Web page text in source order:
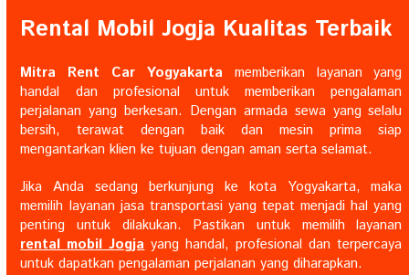
Rental Mobil Jogja Kualitas Terbaik
Mitra Rent Car Yogyakarta memberikan layanan yang
handal dan profesional untuk memberikan pengalaman
perjalanan yang berkesan. Dengan armada sewa yang selalu
bersih, terawat dengan baik dan mesin prima siap
mengantarkan klien ke tujuan dengan aman serta selamat.
Jika Anda sedang berkunjung ke kota Yogyakarta, maka
memilih layanan jasa transportasi yang tepat menjadi hal yang
penting untuk dilakukan. Pastikan untuk memilih layanan
rental mobil Jogjayang handal, profesional dan terpercaya
untuk dapatkan pengalaman perjalanan yang diharapkan.